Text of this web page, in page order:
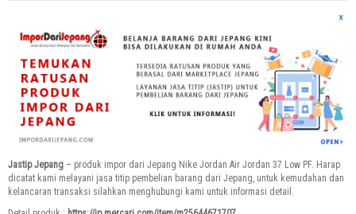
Jastip Jepang – produk impor dari Jepang Nike Jordan Air Jordan 37 Low PF. Harap
dicatat kami melayani jasa titip pembelian barang dari Jepang, untuk kemudahan dan
kelancaran transaksi silahkan menghubungi kami untuk informasi detail.